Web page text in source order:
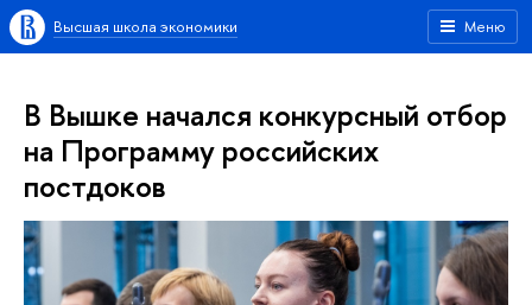
Меню
Высшая школа экономики
В Вышке начался конкурсный отбор
на Программу российских
постдоков